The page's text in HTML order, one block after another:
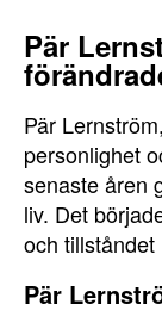
Pär
Pär
personlighet
senaste åren
liv. Det
och
Pär